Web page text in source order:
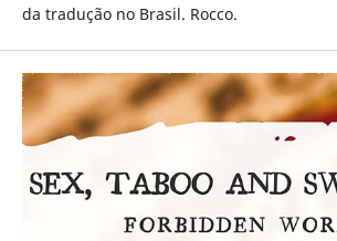
da tradução no Brasil. Rocco.